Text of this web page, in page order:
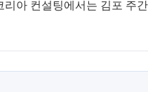
아 컨설팅에서는 김포 주